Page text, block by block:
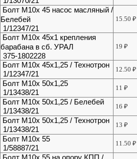
Болт М10х 45 насос масляный /
Белебей
1/12347/21
15.50₽
Болт М10х 45х1 крепления
барабана в сб. УРАЛ
375-1802228
19₽
Болт М10х 45х1,25 / Технотрон
1/12347/21
12.50₽
Болт М10х 50х1,25
1/13438/21
11₽
Болт М10х 50х1,25 / Белебей
1/13438/21
16₽
Болт М10х 50х1,25 / Технотрон
1/13438/21
13₽
Болт М10х 55
1/58887/21
11.50₽